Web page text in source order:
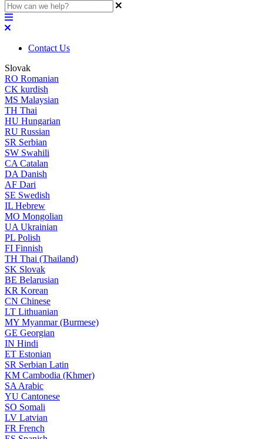
Contact Us
Slovak
RO Romanian
CK kurdish
MS Malaysian
TH Thai
HU Hungarian
RU Russian
SR Serbian
SW Swahili
CA Catalan
DA Danish
AF Dari
SE Swedish
IL Hebrew
MO Mongolian
UA Ukrainian
PL Polish
FI Finnish
TH Thai (Thailand)
SK Slovak
BE Belarusian
KR Korean
CN Chinese
LT Lithuanian
MY Myanmar (Burmese)
GE Georgian
IN Hindi
ET Estonian
SR Serbian Latin
KM Cambodia (Khmer)
SA Arabic
YU Cantonese
SO Somali
LV Latvian
FR French